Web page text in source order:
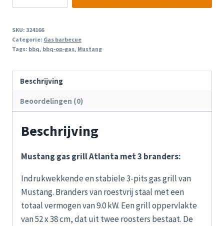
grill
met
3,
6
branders
SKU: 324166
Categorie: Gas barbecue
Tags: bbq, bbq-op-gas, Mustang
Beschrijving
Beoordelingen (0)
Beschrijving
Mustang gas grill Atlanta met 3 branders:
Indrukwekkende en stabiele 3-pits gas grill van
Mustang. Branders van roestvrij staal met een
totaal vermogen van 9.0 kW. Een grill oppervlakte
van 52 x 38 cm, dat uit twee roosters bestaat. De